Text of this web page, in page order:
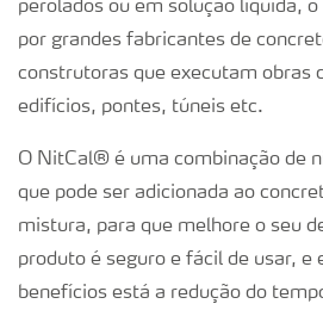
perolados ou em solução líquida,
por grandes fabricantes de
construtoras que executam obras
edifícios, pontes, túneis etc.
O NitCal® é uma combinação de
que pode ser adicionada ao
mistura, para que melhore o seu
produto é seguro e fácil de usar, e
benefícios está a redução do